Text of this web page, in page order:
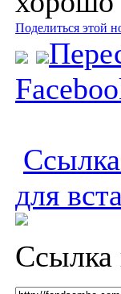
Поделиться этой
для
Ссылка